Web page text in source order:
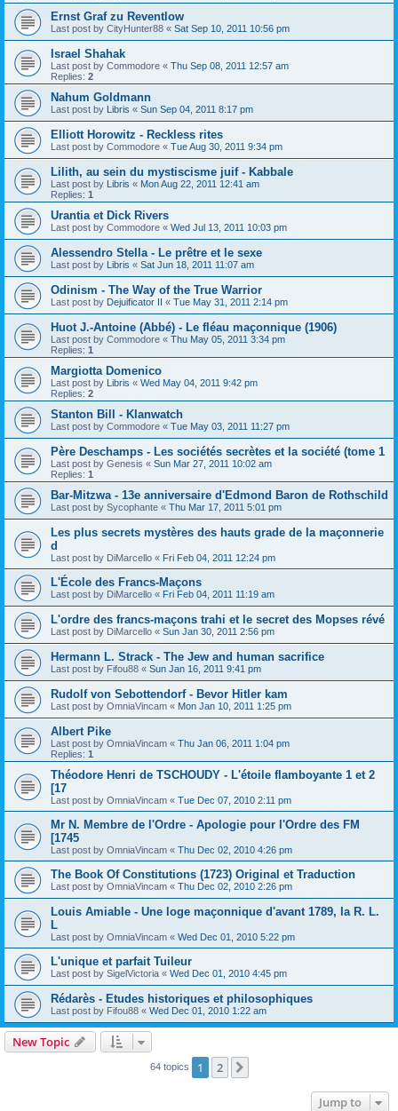
Ernst Graf zu Reventlow
Last post by CityHunter88 « Sat Sep 10, 2011 10:56 pm
Israel Shahak
Last post by Commodore « Thu Sep 08, 2011 12:57 am
Replies: 2
Nahum Goldmann
Last post by Libris « Sun Sep 04, 2011 8:17 pm
Elliott Horowitz - Reckless rites
Last post by Commodore « Tue Aug 30, 2011 9:34 pm
Lilith, au sein du mystiscisme juif - Kabbale
Last post by Libris « Mon Aug 22, 2011 12:41 am
Replies: 1
Urantia et Dick Rivers
Last post by Commodore « Wed Jul 13, 2011 10:03 pm
Alessendro Stella - Le prêtre et le sexe
Last post by Libris « Sat Jun 18, 2011 11:07 am
Odinism - The Way of the True Warrior
Last post by Dejuificator II « Tue May 31, 2011 2:14 pm
Huot J.-Antoine (Abbé) - Le fléau maçonnique (1906)
Last post by Commodore « Thu May 05, 2011 3:34 pm
Replies: 1
Margiotta Domenico
Last post by Libris « Wed May 04, 2011 9:42 pm
Replies: 2
Stanton Bill - Klanwatch
Last post by Commodore « Tue May 03, 2011 11:27 pm
Père Deschamps - Les sociétés secrètes et la société (tome 1
Last post by Genesis « Sun Mar 27, 2011 10:02 am
Replies: 1
Bar-Mitzwa - 13e anniversaire d'Edmond Baron de Rothschild
Last post by Sycophante « Thu Mar 17, 2011 5:01 pm
Les plus secrets mystères des hauts grade de la maçonnerie
d
Last post by DiMarcello « Fri Feb 04, 2011 12:24 pm
L'École des Francs-Maçons
Last post by DiMarcello « Fri Feb 04, 2011 11:19 am
L'ordre des francs-maçons trahi et le secret des Mopses révé
Last post by DiMarcello « Sun Jan 30, 2011 2:56 pm
Hermann L. Strack - The Jew and human sacrifice
Last post by Fifou88 « Sun Jan 16, 2011 9:41 pm
Rudolf von Sebottendorf - Bevor Hitler kam
Last post by OmniaVincam « Mon Jan 10, 2011 1:25 pm
Albert Pike
Last post by OmniaVincam « Thu Jan 06, 2011 1:04 pm
Replies: 1
Théodore Henri de TSCHOUDY - L'étoile flamboyante 1 et 2
[17
Last post by OmniaVincam « Tue Dec 07, 2010 2:11 pm
Mr N. Membre de l'Ordre - Apologie pour l'Ordre des FM
[1745
Last post by OmniaVincam « Thu Dec 02, 2010 4:26 pm
The Book Of Constitutions (1723) Original et Traduction
Last post by OmniaVincam « Thu Dec 02, 2010 2:26 pm
Louis Amiable - Une loge maçonnique d'avant 1789, la R. L.
L
Last post by OmniaVincam « Wed Dec 01, 2010 5:22 pm
L'unique et parfait Tuileur
Last post by SigelVictoria « Wed Dec 01, 2010 4:45 pm
Rédarès - Etudes historiques et philosophiques
Last post by Fifou88 « Wed Dec 01, 2010 1:22 am
New Topic
64 topics 1 2
Jump to